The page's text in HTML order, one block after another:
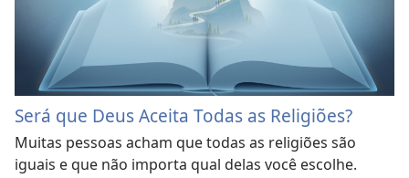
Será que Deus Aceita Todas as Religiões?
Muitas pessoas acham que todas as religiões são
iguais e que não importa qual delas você escolhe.